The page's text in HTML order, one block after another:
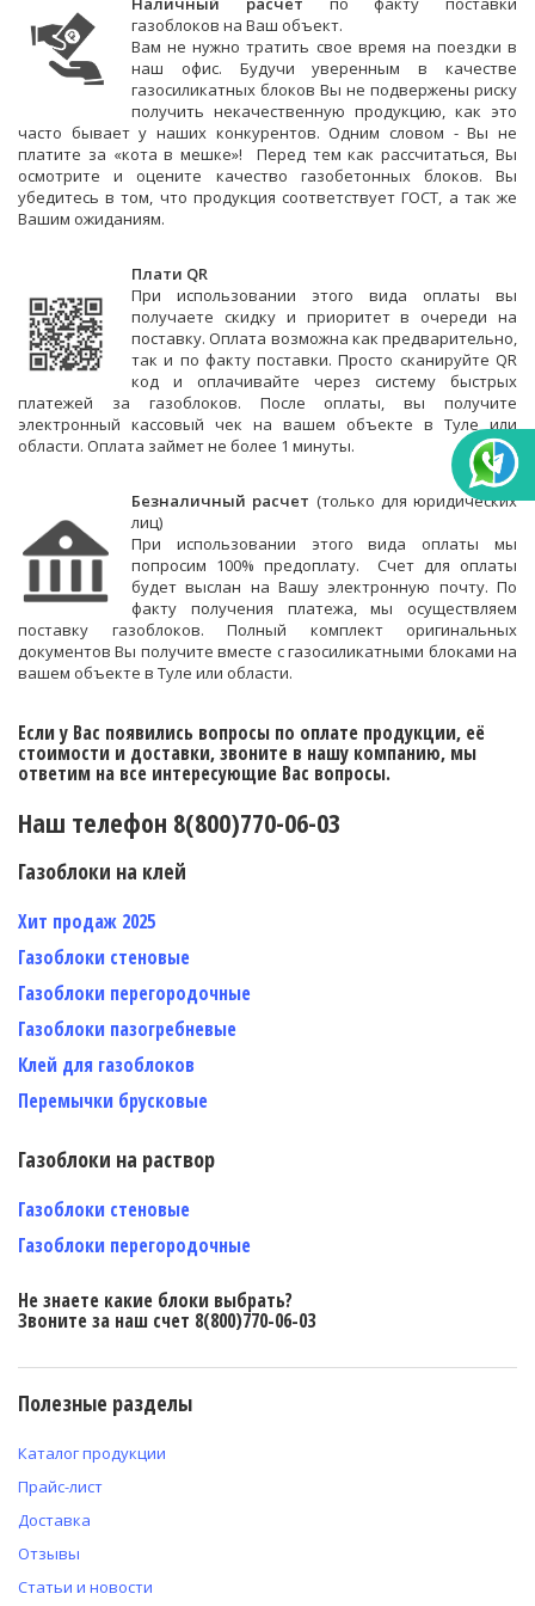
газоблоков на Ваш объект.
Вам не нужно тратить свое время на поездки в
наш офис. Будучи уверенным в качестве
газосиликатных блоков Вы не подвержены риску
получить некачественную продукцию, как это
часто бывает у наших конкурентов. Одним словом -Вы не
платите за «кота в мешке»! Перед тем как рассчитаться, Вы
осмотрите и оцените качество газобетонных блоков. Вы
убедитесь в том, что продукция соответствует ГOСТ, а так же
Вашим ожиданиям.
Плати QR
При использовании этого вида оплаты вы
получаете скидку и приоритет в очереди на
поставку. Оплата возможна как предварительно,
так и по факту поставки. Просто сканируйте QR
код и оплачивайте через систему быстрых
платежей за газоблоков. После оплаты, вы получите
электронный кассовый чек на вашем объекте в Туле или
области. Оплата займет не более 1 минуты.
Безналичный расчет (только для юридических
лиц)
При использовании этого вида оплаты мы
попросим 100% предоплату. Счет для оплаты
будет выслан на Вашу электронную почту. По
факту получения платежа, мы осуществляем
поставку газоблоков. Полный комплект оригинальных
документов Вы получите вместе с газосиликатными блоками на
вашем объекте в Туле или области.
Если у Вас появились вопросы по оплате продукции, её
стоимости и доставки, звоните в нашу компанию, мы
ответим на все интересующие Вас вопросы.
Наш телефон 8(800)770-06-03
Газоблоки на клей
Хит продаж 2025
Газоблоки стеновые
Газоблоки перегородочные
Газоблоки пазогребневые
Клей для газоблоков
Перемычки брусковые
Газоблоки на раствор
Газоблоки стеновые
Газоблоки перегородочные
Не знаете какие блоки выбрать?
Звоните за наш счет 8(800)770-06-03
Полезные разделы
Каталог продукции
Прайс-лист
Доставка
Отзывы
Статьи и новости